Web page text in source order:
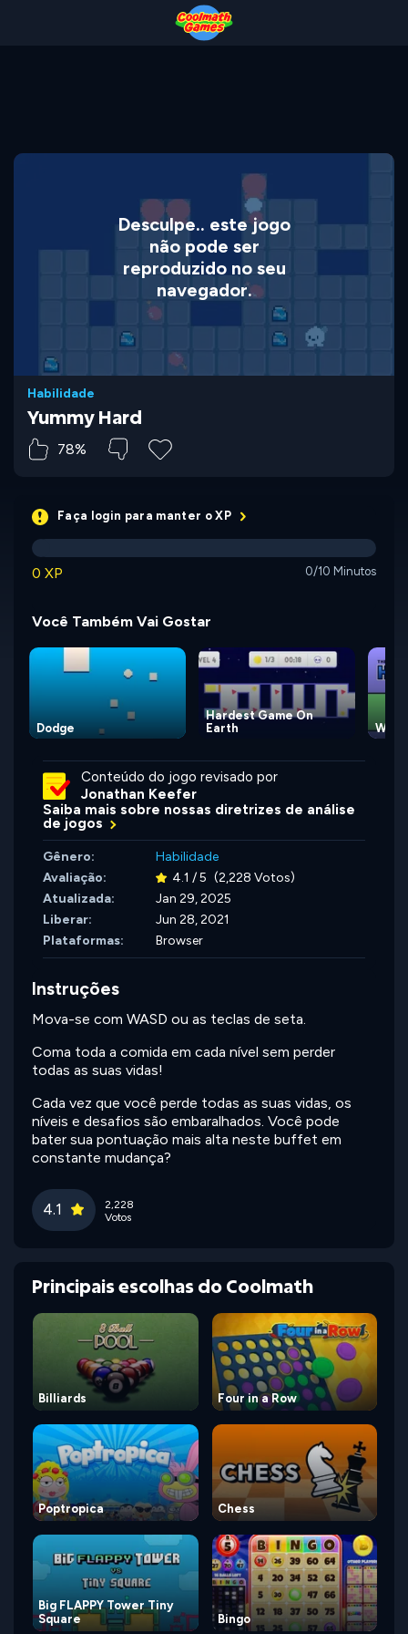
Desculpe.. este jogo
não pode ser
reproduzido no seu
navegador.
Habilidade
Yummy Hard
78%
Faça login para manter o XP
0 XP 0/10 Minutos
Você Também Vai Gostar
Dodge
Hardest Game On
Earth
Conteúdo do jogo revisado por
Jonathan Keefer
Saiba mais sobre nossas diretrizes de análise
de jogos
Gênero:
Habilidade
Avaliação:
4.1 / 5 (2,228 Votos)
Atualizada:
Jan 29, 2025
Liberar:
Jun 28, 2021
Plataformas:
Browser
Instruções
Mova-se com WASD ou as teclas de seta.
Coma toda a comida em cada nível sem perder
todas as suas vidas!
Cada vez que você perde todas as suas vidas, os
níveis e desafios são embaralhados. Você pode
bater sua pontuação mais alta neste buffet em
constante mudança?
4.1
2,228
Votos
Principais escolhas do Coolmath
Billiards Four in a Row
Poptropica Chess
Big FLAPPY Tower Tiny
Square
Bingo